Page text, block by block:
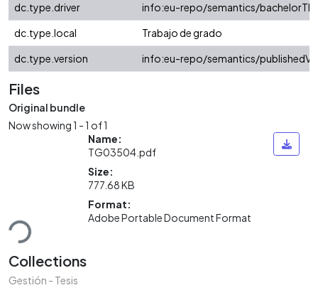
dc.type.driver
info:eu-repo/semantics/
dc.type.local
Trabajo de grado
dc.type.version
info:eu-repo/semantics/
Files
Original bundle
Now showing1 - 1 of 1
Loading...
Name:
TG03504.pdf
Size:
777.68 KB
Format:
Adobe Portable Document Format
Collections
Gestión - Tesis